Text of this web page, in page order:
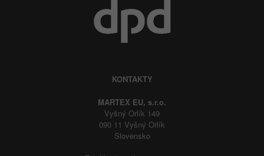
KONTAKTY
MARTEX EU, s.r.o.
Vyšný Orlík 149
090 11 Vyšný Orlík
Slovensko